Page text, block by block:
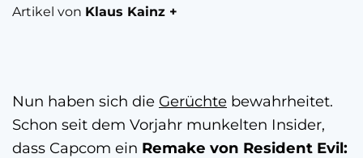
Artikel von Klaus Kainz +
Nun haben sich die Gerüchte bewahrheitet.
Schon seit dem Vorjahr munkelten Insider,
dass Capcom ein Remake von Resident Evil: